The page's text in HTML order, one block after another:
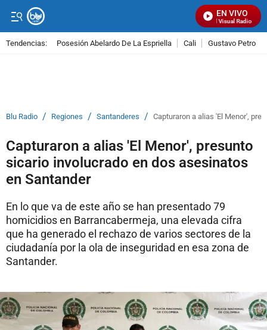
EN VIVO
Señal Visual Radio
Tendencias: Posesión Abelardo De La Espriella Cali Gustavo Petro
Blu Radio / Regiones / Santanderes / Capturaron a alias 'El Menor',
Capturaron a alias 'El Menor', presunto
sicario involucrado en dos asesinatos
en Santander
En lo que va de este año se han presentado 79
homicidios en Barrancabermeja, una elevada cifra
que ha generado el rechazo de varios sectores de la
ciudadanía por la ola de inseguridad en esa zona de
Santander.